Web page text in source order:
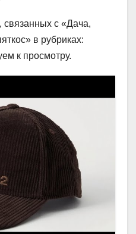
связанных с «Дача,
в рубриках:
к просмотру.